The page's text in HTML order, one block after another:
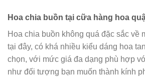
Hoa chia buồn tại cữa hàng hoa
Hoa chia buồn không quá đặc sắc về
tại đây, có khá nhiều kiểu dáng hoa
chọn, với mức giá đa dạng phù hợp
như đối tượng bạn muốn thành kính